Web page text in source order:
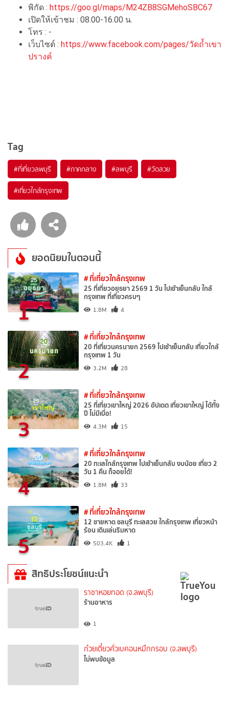
พิกัด : https://goo.gl/maps/M24ZB8SGMehoSBC67
เปิดให้เข้าชม : 08.00-16.00 น.
โทร : -
เว็บไซต์ : https://www.facebook.com/pages/วัดถ้ำเขา
ปรางค์
Tag
#ที่เที่ยวลพบุรี #ภาคกลาง #ลพบุรี #วัดสวย
#เที่ยวใกล้กรุงเทพ
ยอดนิยมในตอนนี้
1
# ที่เที่ยวใกล้กรุงเทพ
25 ที่เที่ยวอยุธยา 2569 1 วัน ไปเช้าเย็นกลับ ใกล้
กรุงเทพ ที่เที่ยวครบๆ
1.8M 4
2
# ที่เที่ยวใกล้กรุงเทพ
20 ที่เที่ยวนครนายก 2569 ไปเช้าเย็นกลับ เที่ยวใกล้
กรุงเทพ 1 วัน
3.2M 28
3
# ที่เที่ยวใกล้กรุงเทพ
25 ที่เที่ยวเขาใหญ่ 2026 อัปเดต เที่ยวเขาใหญ่ ได้ทั้ง
ปี ไม่มีเบื่อ!
4.3M 15
4
# ที่เที่ยวใกล้กรุงเทพ
20 ทะเลใกล้กรุงเทพ ไปเช้าเย็นกลับ งบน้อย เที่ยว 2
วัน 1 คืน ก็จอยได้!
1.8M 33
5
# ที่เที่ยวใกล้กรุงเทพ
12 ชายหาด ชลบุรี ทะเลสวย ใกล้กรุงเทพ เที่ยวหน้า
ร้อน เดินเล่นริมหาด
503.4K 1
สิทธิประโยชน์แนะนำ
ราชาหอยทอด (จ.ลพบุรี)
ร้านอาหาร
1
ก๋วยเตี๋ยวคั่วเบคอนหมึกกรอบ (จ.ลพบุรี)
ไม่พบข้อมูล